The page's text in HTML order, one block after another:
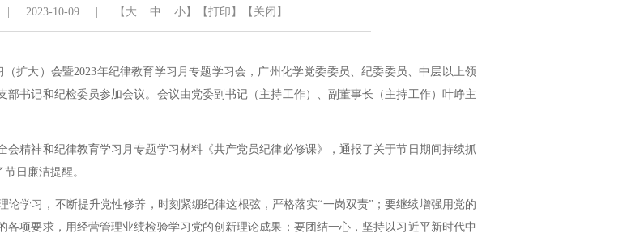
2023-10-09 【 大 中 小 】 【打印】 【关闭】
（扩大）会暨2023年纪律教育学习月专题学习会，广州化学党委委员、纪委委员、中层以上领
书记和纪检委员参加会议。会议由党委副书记（主持工作）、副董事长（主持工作）叶峥主
精神和纪律教育学习月专题学习材料《共产党员纪律必修课》，通报了关于节日期间持续抓
日廉洁提醒。
论学习，不断提升党性修养，时刻紧绷纪律这根弦，严格落实“一岗双责”；要继续增强用党的
项要求，用经营管理业绩检验学习党的创新理论成果；要团结一心，坚持以习近平新时代中